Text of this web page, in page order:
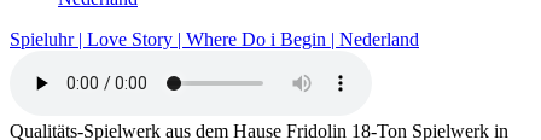
Spieluhr | Love Story | Where Do i Begin | Nederland
Qualitäts-Spielwerk aus dem Hause Fridolin 18-Ton Spielwerk in